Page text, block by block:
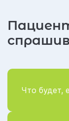
Что будет,